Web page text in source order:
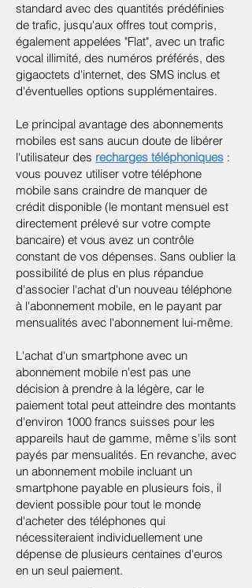
standard avec des quantités prédéfinies
de trafic, jusqu'aux offres tout compris,
également appelées "Flat", avec un trafic
vocal illimité, des numéros préférés, des
gigaoctets d'internet, des SMS inclus et
d'éventuelles options supplémentaires.
Le principal avantage des abonnements
mobiles est sans aucun doute de libérer
l'utilisateur des recharges téléphoniques :
vous pouvez utiliser votre téléphone
mobile sans craindre de manquer de
crédit disponible (le montant mensuel est
directement prélevé sur votre compte
bancaire) et vous avez un contrôle
constant de vos dépenses. Sans oublier la
possibilité de plus en plus répandue
d'associer l'achat d'un nouveau téléphone
à l'abonnement mobile, en le payant par
mensualités avec l'abonnement lui-même.
L'achat d'un smartphone avec un
abonnement mobile n'est pas une
décision à prendre à la légère, car le
paiement total peut atteindre des montants
d'environ 1000 francs suisses pour les
appareils haut de gamme, même s'ils sont
payés par mensualités. En revanche, avec
un abonnement mobile incluant un
smartphone payable en plusieurs fois, il
devient possible pour tout le monde
d'acheter des téléphones qui
nécessiteraient individuellement une
dépense de plusieurs centaines d'euros
en un seul paiement.